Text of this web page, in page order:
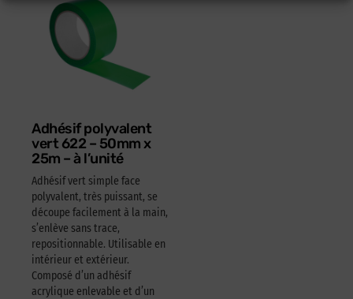
Adhésif polyvalent
vert 622 – 50mm x
25m – à l’unité
Adhésif vert simple face
polyvalent, très puissant, se
découpe facilement à la main,
s’enlève sans trace,
repositionnable. Utilisable en
intérieur et extérieur.
Composé d’un adhésif
acrylique enlevable et d’un